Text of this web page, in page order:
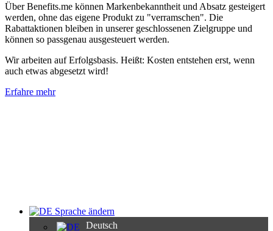
Über Benefits.me können Markenbekanntheit und Absatz gesteigert
werden, ohne das eigene Produkt zu "verramschen". Die
Rabattaktionen bleiben in unserer geschlossenen Zielgruppe und
können so passgenau ausgesteuert werden.
Wir arbeiten auf Erfolgsbasis. Heißt: Kosten entstehen erst, wenn
auch etwas abgesetzt wird!
Erfahre mehr
Sprache ändern
Deutsch